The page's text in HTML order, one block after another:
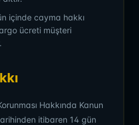
içinde cayma hakkı
ücreti müşteri
Hakkında Kanun
itibaren 14 gün